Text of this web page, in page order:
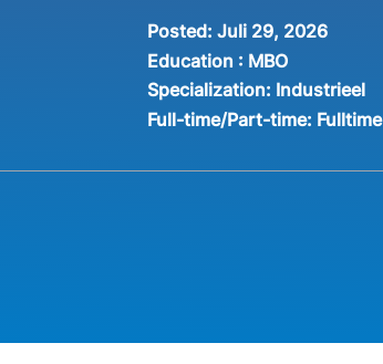
Posted: Juli 29, 2026
Education : MBO
Specialization: Industrieel
Full-time/Part-time: Fulltime